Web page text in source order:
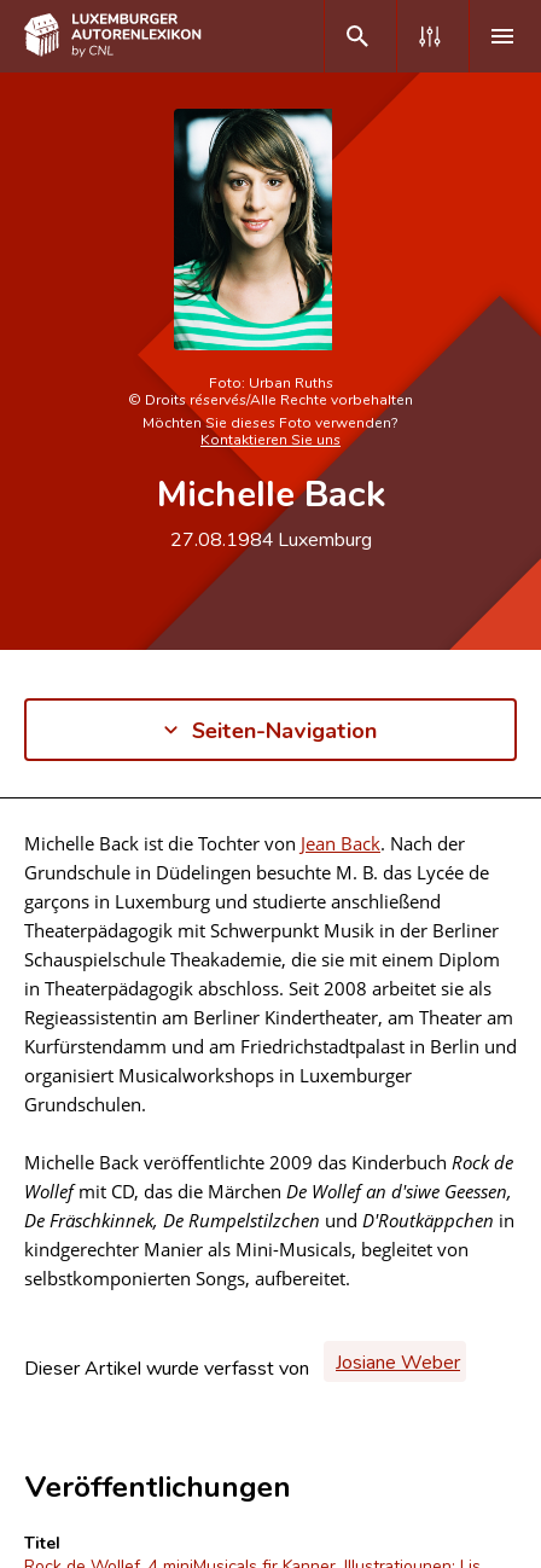
Autor(inn)en A-Z
Erweiterte Suche
Häufige Fragen und Antworten
Foto: Urban Ruths
© Droits réservés/Alle Rechte vorbehalten
Möchten Sie dieses Foto verwenden?
Kontaktieren Sie uns
Michelle Back
27.08.1984 Luxemburg
Seiten-Navigation
Biographie
Michelle Back ist die Tochter von Jean Back. Nach der
Grundschule in Düdelingen besuchte M. B. das Lycée de
garçons in Luxemburg und studierte anschließend
Theaterpädagogik mit Schwerpunkt Musik in der Berliner
Schauspielschule Theakademie, die sie mit einem Diplom
in Theaterpädagogik abschloss. Seit 2008 arbeitet sie als
Regieassistentin am Berliner Kindertheater, am Theater am
Kurfürstendamm und am Friedrichstadtpalast in Berlin und
organisiert Musicalworkshops in Luxemburger
Grundschulen.
Michelle Back veröffentlichte 2009 das Kinderbuch Rock de
Wollefmit CD, das die Märchen De Wollef an d'siwe Geessen,
De Fräschkinnek, De Rumpelstilzchen und D'Routkäppchen in
kindgerechter Manier als Mini-Musicals, begleitet von
selbstkomponierten Songs, aufbereitet.
Dieser Artikel wurde verfasst von Josiane Weber
Veröffentlichungen
Titel